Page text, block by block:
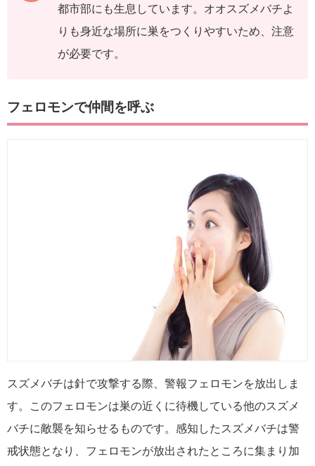
都市部にも生息しています。オオスズメバチよ
りも身近な場所に巣をつくりやすいため、注意
が必要です。
フェロモンで仲間を呼ぶ
スズメバチは針で攻撃する際、警報フェロモンを放出しま
す。このフェロモンは巣の近くに待機している他のスズメ
バチに敵襲を知らせるものです。感知したスズメバチは警
戒状態となり、フェロモンが放出されたところに集まり加